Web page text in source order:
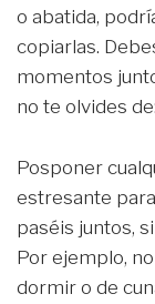
o abatida,
copiarlas.
momentos
no te olvides de:
Posponer
estresante
paséis juntos,
Por ejemplo,
dormir o de